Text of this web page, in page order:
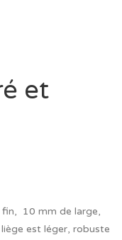
et
fin, 10 mm de large,
est léger, robuste